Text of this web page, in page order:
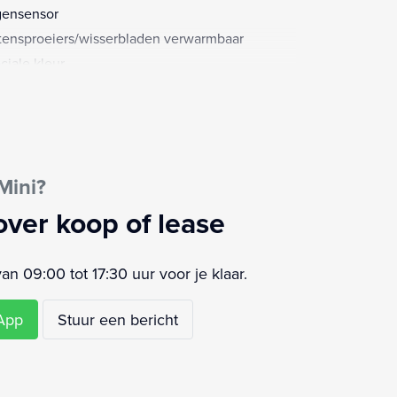
wisserbladen verwarmbaar
kleur
verwarmd
voor
Onderhouden
koop of lease
09:00 tot 17:30 uur voor je klaar.
Stuur een bericht